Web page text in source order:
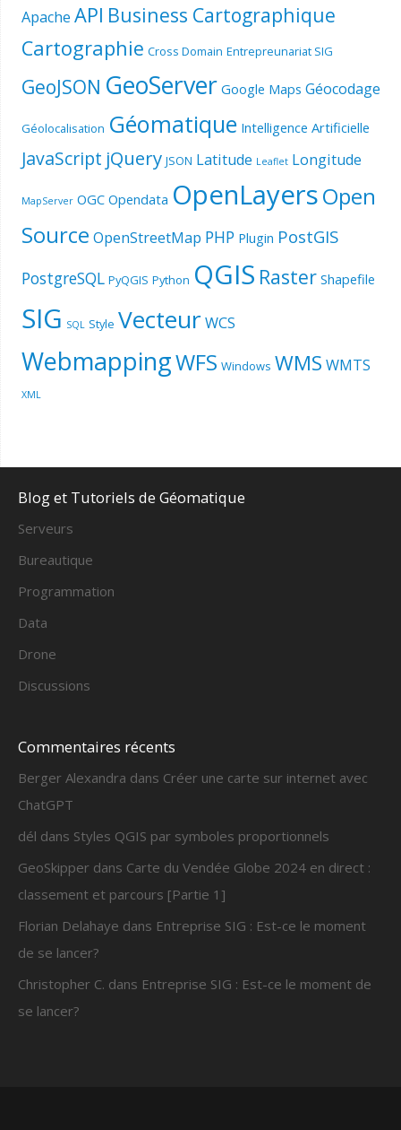
Apache API Business Cartographique
Cartographie Cross Domain Entrepreunariat SIG
GeoJSON GeoServer Google Maps Géocodage
Géolocalisation Géomatique Intelligence Artificielle
JavaScript jQuery JSON Latitude Leaflet Longitude
MapServer OGC Opendata OpenLayersOpen
Source OpenStreetMap PHP Plugin PostGIS
PostgreSQL PyQGIS Python QGIS Raster Shapefile
SIG SQL Style Vecteur WCS
WebmappingWFS Windows WMS WMTS
XML
Blog et Tutoriels de Géomatique
Serveurs
Bureautique
Programmation
Data
Drone
Discussions
Commentaires récents
Berger Alexandra dans Créer une carte sur internet avec
ChatGPT
dél dans Styles QGIS par symboles proportionnels
GeoSkipper dans Carte du Vendée Globe 2024 en direct :
classement et parcours [Partie 1]
Florian Delahaye dans Entreprise SIG : Est-ce le moment
de se lancer?
Christopher C. dans Entreprise SIG : Est-ce le moment de
se lancer?